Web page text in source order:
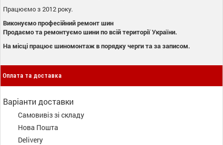
Працюємо з 2012 року.
Виконуємо професійний ремонт шин
Продаємо та ремонтуємо шини по всій території України.
На місці працює шиномонтаж в порядку черги та за записом.
Оплата та доставка
Варіанти доставки
Самовивіз зі складу
Нова Пошта
Delivery